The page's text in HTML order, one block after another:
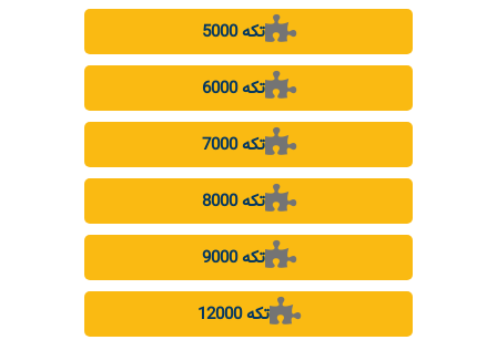
5000 تکه
6000 تکه
7000 تکه
8000 تکه
9000 تکه
12000 تکه